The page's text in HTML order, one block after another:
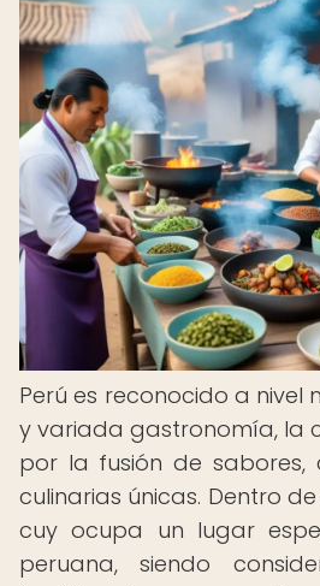
Perú es reconocido a nivel
y variada gastronomía, la
por la fusión de sabores,
culinarias únicas. Dentro
cuy ocupa un lugar
peruana, siendo